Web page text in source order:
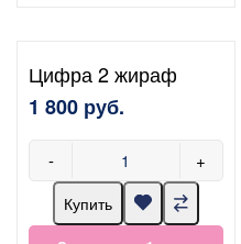
Цифра 2 жираф
1 800 руб.
- +
Купить